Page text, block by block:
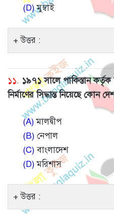
(D)মুম্বাই
উত্তর :
১১. ১৯৭১ সালে পাকিস্তান কর্তৃক
নির্মাণের সিদ্ধান্ত নিয়েছে কোন
(A)মালদ্বীপ
(B) নেপাল
(C)বাংলাদেশ
(D)মরিশাস
উত্তর :